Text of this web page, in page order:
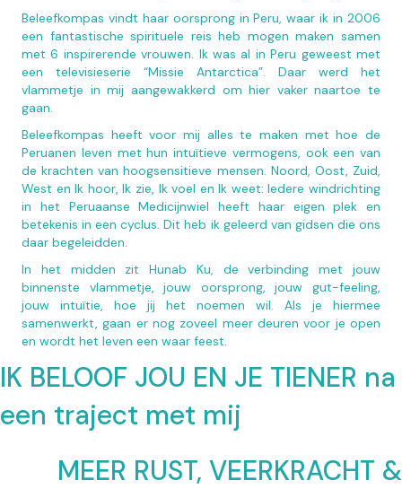
Beleefkompas vindt haar oorsprong in Peru, waar ik in 2006
een fantastische spirituele reis heb mogen maken samen
met 6 inspirerende vrouwen. Ik was al in Peru geweest met
een televisieserie “Missie Antarctica”. Daar werd het
vlammetje in mij aangewakkerd om hier vaker naartoe te
gaan.
Beleefkompas heeft voor mij alles te maken met hoe de
Peruanen leven met hun intuïtieve vermogens, ook een van
de krachten van hoogsensitieve mensen. Noord, Oost, Zuid,
West en Ik hoor, Ik zie, Ik voel en Ik weet: Iedere windrichting
in het Peruaanse Medicijnwiel heeft haar eigen plek en
betekenis in een cyclus. Dit heb ik geleerd van gidsen die ons
daar begeleidden.
In het midden zit Hunab Ku, de verbinding met jouw
binnenste vlammetje, jouw oorsprong, jouw gut-feeling,
jouw intuïtie, hoe jij het noemen wil. Als je hiermee
samenwerkt, gaan er nog zoveel meer deuren voor je open
en wordt het leven een waar feest.
IK BELOOF JOU EN JE TIENER na
een traject met mij
MEER RUST, VEERKRACHT &